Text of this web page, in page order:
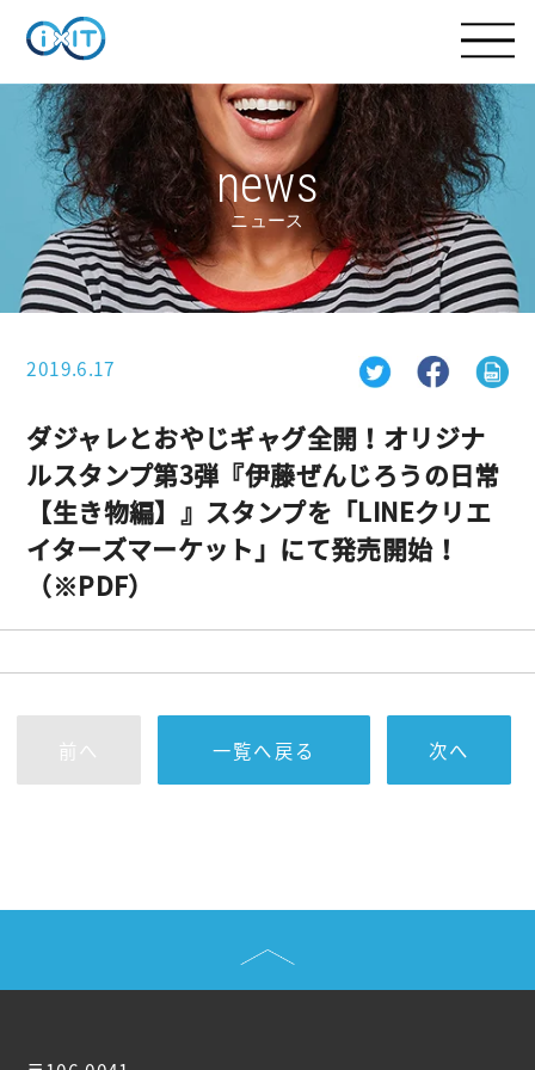
news
ニュース
2019.6.17
ダジャレとおやじギャグ全開！オリジナ
ルスタンプ第3弾『伊藤ぜんじろうの日常
【生き物編】』スタンプを「LINEクリエ
イターズマーケット」にて発売開始！
（※PDF）
前へ 一覧へ戻る 次へ